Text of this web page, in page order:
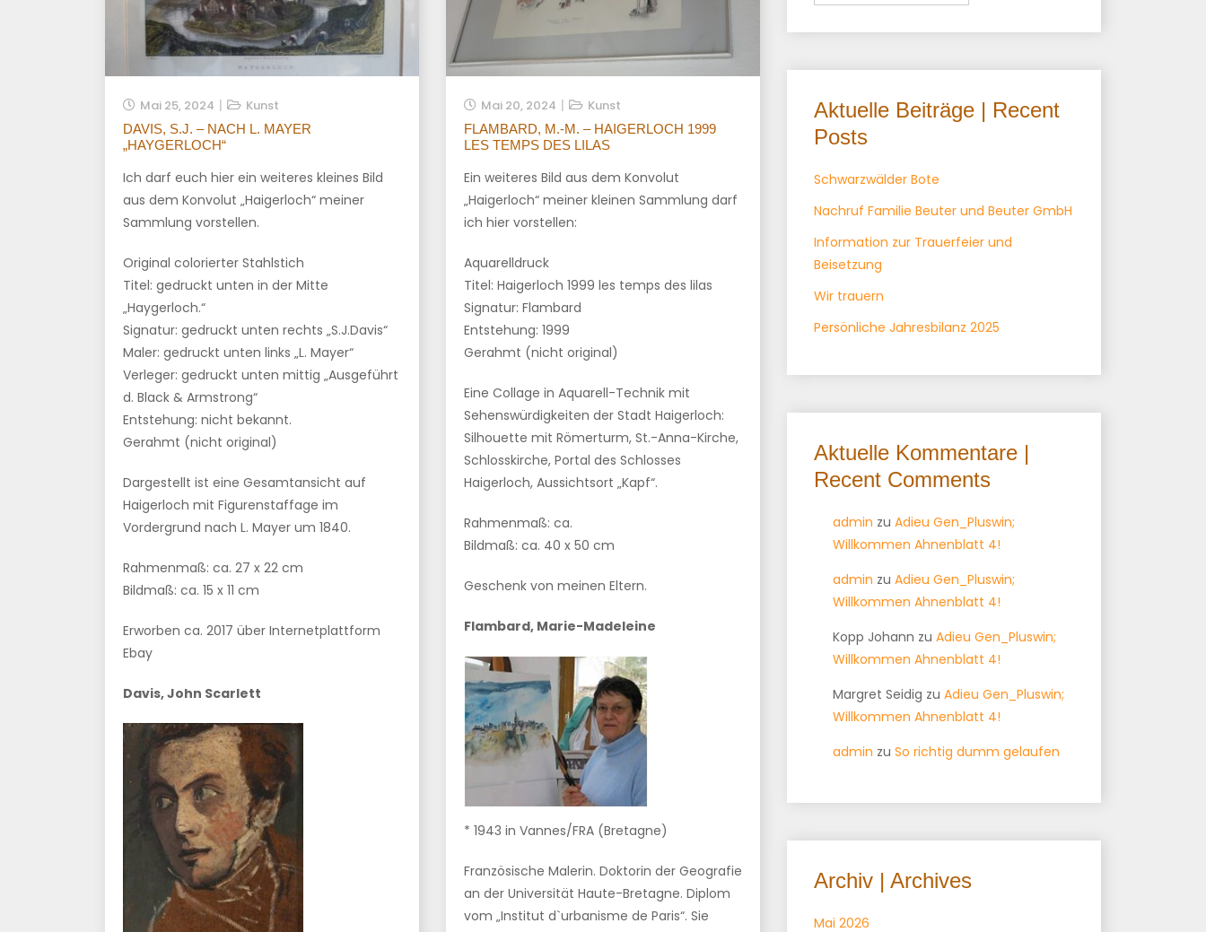
Mai 25, 2024 Kunst
DAVIS, S.J. – NACH L. MAYER
„HAYGERLOCH“
Ich darf euch hier ein weiteres kleines Bild
aus dem Konvolut „Haigerloch“ meiner
Sammlung vorstellen.
Original colorierter Stahlstich
Titel: gedruckt unten in der Mitte
„Haygerloch.“
Signatur: gedruckt unten rechts „S.J.Davis“
Maler: gedruckt unten links „L. Mayer“
Verleger: gedruckt unten mittig „Ausgeführt
d. Black & Armstrong“
Entstehung: nicht bekannt.
Gerahmt (nicht original)
Dargestellt ist eine Gesamtansicht auf
Haigerloch mit Figurenstaffage im
Vordergrund nach L. Mayer um 1840.
Rahmenmaß: ca. 27 x 22 cm
Bildmaß: ca. 15 x 11 cm
Erworben ca. 2017 über Internetplattform
Ebay
Davis, John Scarlett
Mai 20, 2024 Kunst
FLAMBARD, M.-M. – HAIGERLOCH 1999
LES TEMPS DES LILAS
Ein weiteres Bild aus dem Konvolut
„Haigerloch“ meiner kleinen Sammlung darf
ich hier vorstellen:
Aquarelldruck
Titel: Haigerloch 1999 les temps des lilas
Signatur: Flambard
Entstehung: 1999
Gerahmt (nicht original)
Eine Collage in Aquarell-Technik mit
Sehenswürdigkeiten der Stadt Haigerloch:
Silhouette mit Römerturm, St.-Anna-Kirche,
Schlosskirche, Portal des Schlosses
Haigerloch, Aussichtsort „Kapf“.
Rahmenmaß: ca.
Bildmaß: ca. 40 x 50 cm
Geschenk von meinen Eltern.
Flambard, Marie-Madeleine
* 1943 in Vannes/FRA (Bretagne)
Französische Malerin. Doktorin der Geografie
an der Universität Haute-Bretagne. Diplom
vom „Institut d`urbanisme de Paris“. Sie
Aktuelle Beiträge | Recent
Posts
Schwarzwälder Bote
Nachruf Familie Beuter und Beuter GmbH
Information zur Trauerfeier und
Beisetzung
Wir trauern
Persönliche Jahresbilanz 2025
Aktuelle Kommentare |
Recent Comments
admin zu Adieu Gen_Pluswin;
Willkommen Ahnenblatt 4!
admin zu Adieu Gen_Pluswin;
Willkommen Ahnenblatt 4!
Kopp Johann zu Adieu Gen_Pluswin;
Willkommen Ahnenblatt 4!
Margret Seidig zu Adieu Gen_Pluswin;
Willkommen Ahnenblatt 4!
admin zu So richtig dumm gelaufen
Archiv | Archives
Mai 2026